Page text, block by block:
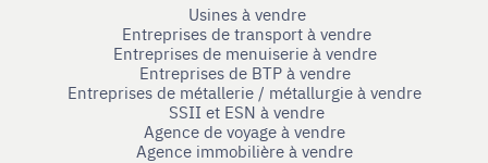
Usines à vendre
Entreprises de transport à vendre
Entreprises de menuiserie à vendre
Entreprises de BTP à vendre
Entreprises de métallerie / métallurgie à vendre
SSII et ESN à vendre
Agence de voyage à vendre
Agence immobilière à vendre